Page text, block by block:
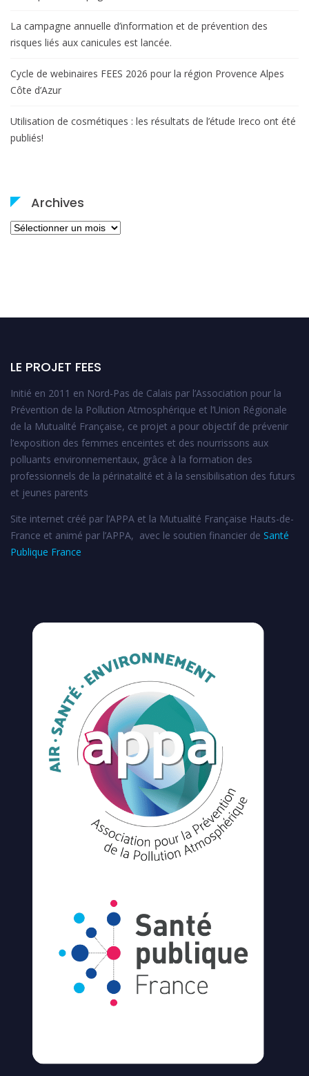
La campagne annuelle d’information et de prévention des
risques liés aux canicules est lancée.
Cycle de webinaires FEES 2026 pour la région Provence Alpes
Côte d’Azur
Utilisation de cosmétiques : les résultats de l’étude Ireco ont été
publiés!
Archives
Archives
LE PROJET FEES
Initié en 2011 en Nord-Pas de Calais par l’Association pour la
Prévention de la Pollution Atmosphérique et l’Union Régionale
de la Mutualité Française, ce projet a pour objectif de prévenir
l’exposition des femmes enceintes et des nourrissons aux
polluants environnementaux, grâce à la formation des
professionnels de la périnatalité et à la sensibilisation des futurs
et jeunes parents
Site internet créé par l’APPA et la Mutualité Française Hauts-de-
France et animé par l’APPA, avec le soutien financier de Santé
Publique France